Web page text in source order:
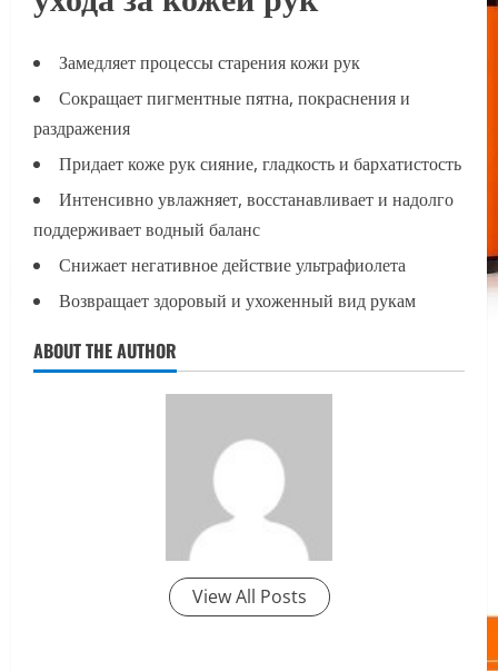
Замедляет процессы старения кожи рук
Сокращает пигментные пятна, покраснения и
раздражения
Придает коже рук сияние, гладкость и бархатистость
Интенсивно увлажняет, восстанавливает и надолго
поддерживает водный баланс
Снижает негативное действие ультрафиолета
Возвращает здоровый и ухоженный вид рукам
ABOUT THE AUTHOR
View All Posts